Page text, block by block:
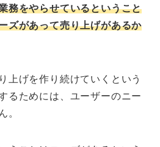
務をやらせているということ
ズがあって売り上げがあるか
上げを作り続けていくという
るためには、ユーザーのニー
。